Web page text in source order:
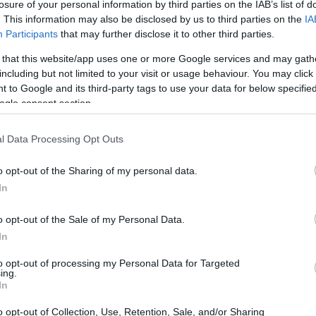
of your personal information by third parties on the IAB’s list of
This information may also be disclosed by us to third parties on the
Participants that may further disclose it to other third parties.
that this website/app uses one or more Google services and may
but not limited to your visit or usage behaviour. You may
to Google and its third-party tags to use your data for below
consent section.
Data Processing Opt Outs
opt-out of the Sharing of my personal data.
opt-out of the Sale of my Personal Data.
opt-out of processing my Personal Data for Targeted
opt-out of Collection, Use, Retention, Sale, and/or Sharing
boom in questo periodo, e non parliamo solo di
si preannuncia come un’occasione imperdibile
proprio valore. Ma cosa possiamo realmente
favorite e quali potrebbero sorprenderci? In
partite, i risultati attesi e le dinamiche che
alle squadre di competere in stadi storici e
con partite che attireranno l’attenzione di milioni
che aspirano a proseguire nel torneo. La
garantire il massimo del coinvolgimento, sia per i
gare da casa. Quante volte ci siamo ritrovati a
in gola per ogni azione? È proprio questo il